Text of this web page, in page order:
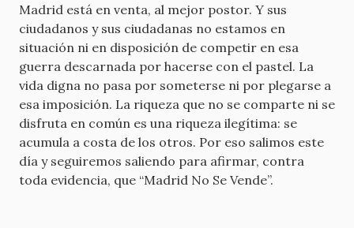
Madrid está en venta, al mejor postor. Y sus
ciudadanos y sus ciudadanas no estamos en
situación ni en disposición de competir en esa
guerra descarnada por hacerse con el pastel. La
vida digna no pasa por someterse ni por plegarse a
esa imposición. La riqueza que no se comparte ni se
disfruta en común es una riqueza ilegítima: se
acumula a costa de los otros. Por eso salimos este
día y seguiremos saliendo para afirmar, contra
toda evidencia, que “Madrid No Se Vende”.